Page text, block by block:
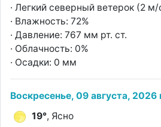
· Легкий северный ветерок (2 м/
· Влажность: 72%
· Давление: 767 мм рт. ст.
· Облачность: 0%
· Осадки: 0 мм
Воскресенье, 09 августа,
19°, Ясно